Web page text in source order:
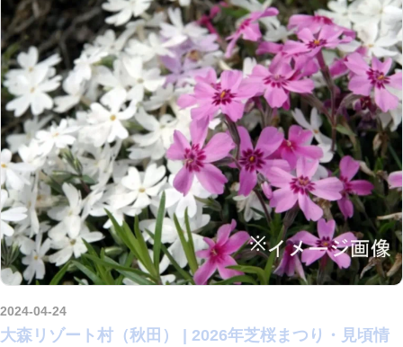
2024-04-24
大森リゾート村（秋田） | 2026年芝桜まつり・見頃情